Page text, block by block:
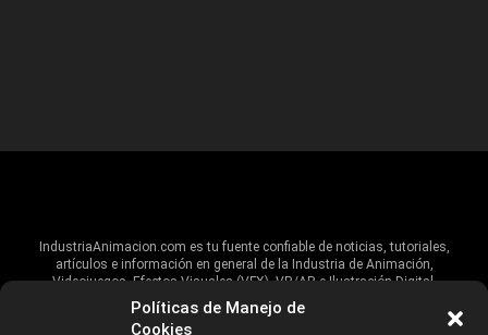
Políticas de Manejo de
Cookies
IndustriaAnimacion.com es tu fuente confiable de noticias, tutoriales,
artículos e información en general de la Industria de Animación,
Videojuegos, Efectos Visuales (VFX), VR/AR e Ilustración Digital.
Hablamos de estas industrias y su alcance global, pero damos un énfasis